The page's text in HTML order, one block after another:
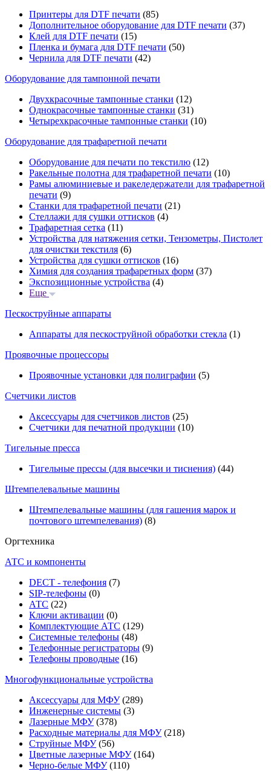
Принтеры для DTF печати (85)
Дополнительное оборудование для DTF печати (37)
Клей для DTF печати (15)
Пленка и бумага для DTF печати (50)
Чернила для DTF печати (42)
Оборудование для тампонной печати
Двухкрасочные тампонные станки (12)
Однокрасочные тампонные станки (31)
Четырехкрасочные тампонные станки (10)
Оборудование для трафаретной печати
Оборудование для печати по текстилю (12)
Ракельные полотна для трафаретной печати (10)
Рамы алюминиевые и ракеледержатели для трафаретной
печати (9)
Станки для трафаретной печати (21)
Стеллажи для сушки оттисков (4)
Трафаретная сетка (11)
Устройства для натяжения сетки, Тензометры, Пистолет
для очистки текстиля (6)
Устройства для сушки оттисков (16)
Химия для создания трафаретных форм (37)
Экспозиционные устройства (4)
Еще
Пескоструйные аппараты
Аппараты для пескоструйной обработки стекла (1)
Проявочные процессоры
Проявочные установки для полиграфии (5)
Счетчики листов
Аксессуары для счетчиков листов (25)
Счетчики для печатной продукции (10)
Тигельные пресса
Тигельные прессы (для высечки и тиснения) (44)
Штемпелевальные машины
Штемпелевальные машины (для гашения марок и
почтового штемпелевания) (8)
Оргтехника
АТС и компоненты
DECT - телефония (7)
SIP-телефоны (0)
АТС (22)
Ключи активации (0)
Комплектующие АТС (129)
Системные телефоны (48)
Телефонные регистраторы (9)
Телефоны проводные (16)
Многофункциональные устройства
Аксессуары для МФУ(289)
Инженерные системы (3)
Лазерные МФУ(378)
Расходные материалы для МФУ(218)
Струйные МФУ(56)
Цветные лазерные МФУ(164)
Черно-белые МФУ(110)